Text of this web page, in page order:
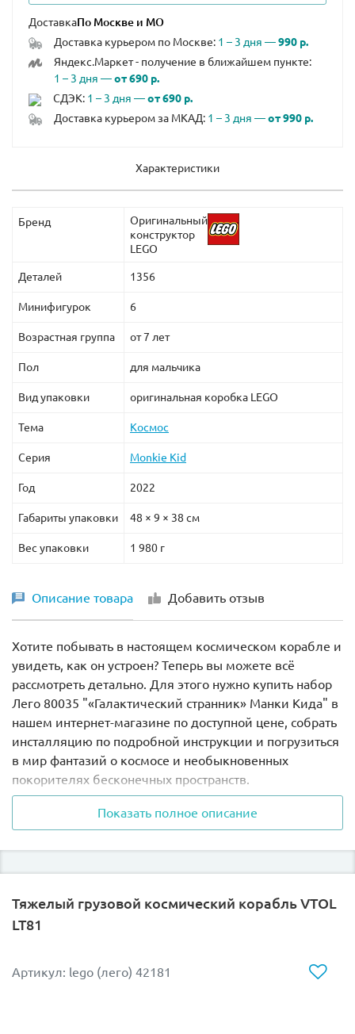
Доставка
Доставка курьером по Москве: 1 – 3 дня —990 р.
Яндекс.Маркет - получение в ближайшем пункте:
1 – 3 дня —от 690 р.
СДЭК: 1 – 3 дня —от 690 р.
Доставка курьером за МКАД: 1 – 3 дня —от 990 р.
Характеристики
Бренд
Оригинальный
конструктор
LEGO
Деталей 1356
Минифигурок 6
Возрастная группа от 7 лет
Пол для мальчика
Вид упаковки оригинальная коробка LEGO
Тема Космос
Серия Monkie Kid
Год 2022
Габариты упаковки 48 × 9 × 38 см
Вес упаковки 1 980 г
Описание товара Добавить отзыв
Хотите побывать в настоящем космическом корабле и
увидеть, как он устроен? Теперь вы можете всё
рассмотреть детально. Для этого нужно купить набор
Лего 80035 "«Галактический странник» Манки Кида" в
нашем интернет-магазине по доступной цене, собрать
инсталляцию по подробной инструкции и погрузиться
в мир фантазий о космосе и необыкновенных
покорителях бесконечных пространств.
Самые отважные герои собрались вместе, чтобы
полететь в неведомые дали на космическом корабле.
И пусть все они очень разные, их объединяет единая
цель и стремление покорить вселенную! А для этого у
оборудованный космический корабль, храбрость и
целеустремленность. Взаимовыручка и дружба
трудностями и врагами в пути.
Показать полное описание
Тяжелый грузовой космический корабль VTOL
LT81
Артикул: lego (лего) 42181